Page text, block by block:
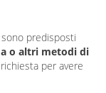
sono predisposti
o altri metodi di
per avere